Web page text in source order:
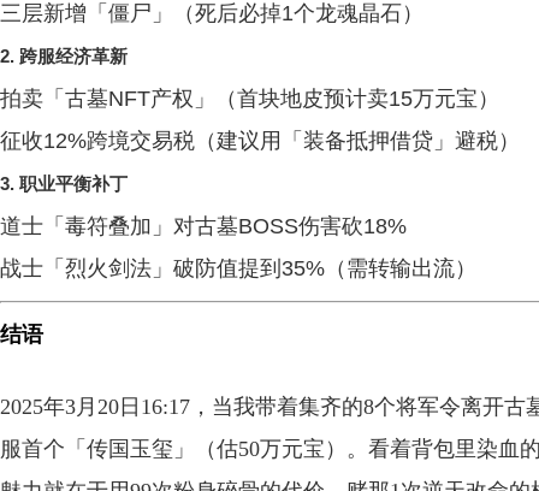
三层新增「僵尸」（死后必掉1个龙魂晶石）
2. 跨服经济革新
拍卖「古墓NFT产权」（首块地皮预计卖15万元宝）
征收12%跨境交易税（建议用「装备抵押借贷」避税）
3. 职业平衡补丁
道士「毒符叠加」对古墓BOSS伤害砍18%
战士「烈火剑法」破防值提到35%（需转输出流）
结语
2025年3月20日16:17，当我带着集齐的8个将军令离开
服首个「传国玉玺」（估50万元宝）。看着背包里染血